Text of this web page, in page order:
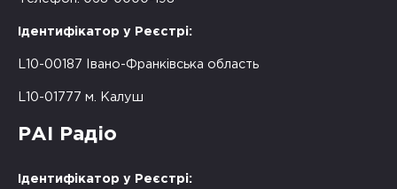
Ідентифікатор у Реєстрі:
L10-00187 Івано-Франківська область
L10-01777 м. Калуш
РАІ Радіо
Ідентифікатор у Реєстрі: